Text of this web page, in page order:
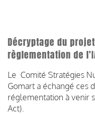
Décryptage du
règlementation de
Le Comité Stratégies
Gomart a échangé ces
réglementation à venir
Act).